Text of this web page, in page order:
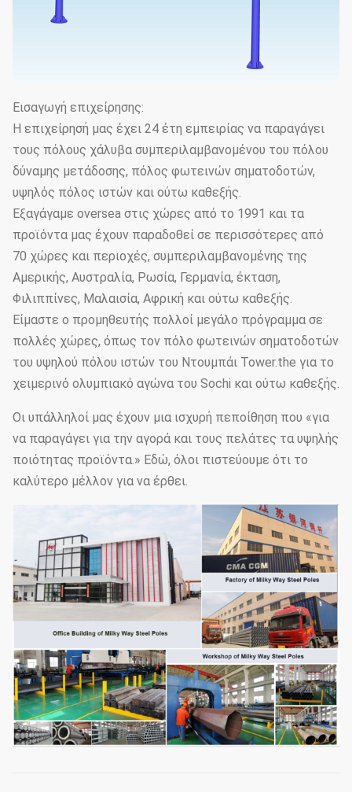
Εισαγωγή επιχείρησης:
Η επιχείρησή μας έχει 24 έτη εμπειρίας να παραγάγει
τους πόλους χάλυβα συμπεριλαμβανομένου του πόλου
δύναμης μετάδοσης, πόλος φωτεινών σηματοδοτών,
υψηλός πόλος ιστών και ούτω καθεξής.
Εξαγάγαμε oversea στις χώρες από το 1991 και τα
προϊόντα μας έχουν παραδοθεί σε περισσότερες από
70 χώρες και περιοχές, συμπεριλαμβανομένης της
Αμερικής, Αυστραλία, Ρωσία, Γερμανία, έκταση,
Φιλιππίνες, Μαλαισία, Αφρική και ούτω καθεξής.
Είμαστε ο προμηθευτής πολλοί μεγάλο πρόγραμμα σε
πολλές χώρες, όπως τον πόλο φωτεινών σηματοδοτών
του υψηλού πόλου ιστών του Ντουμπάι Tower.the για το
χειμερινό ολυμπιακό αγώνα του Sochi και ούτω καθεξής.
Οι υπάλληλοί μας έχουν μια ισχυρή πεποίθηση που «για
να παραγάγει για την αγορά και τους πελάτες τα υψηλής
ποιότητας προϊόντα.» Εδώ, όλοι πιστεύουμε ότι το
καλύτερο μέλλον για να έρθει.